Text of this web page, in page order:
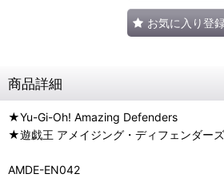
お気に入り登
商品詳細
★Yu-Gi-Oh! Amazing Defenders
★遊戯王 アメイジング・ディフェンダーズ
AMDE-EN042